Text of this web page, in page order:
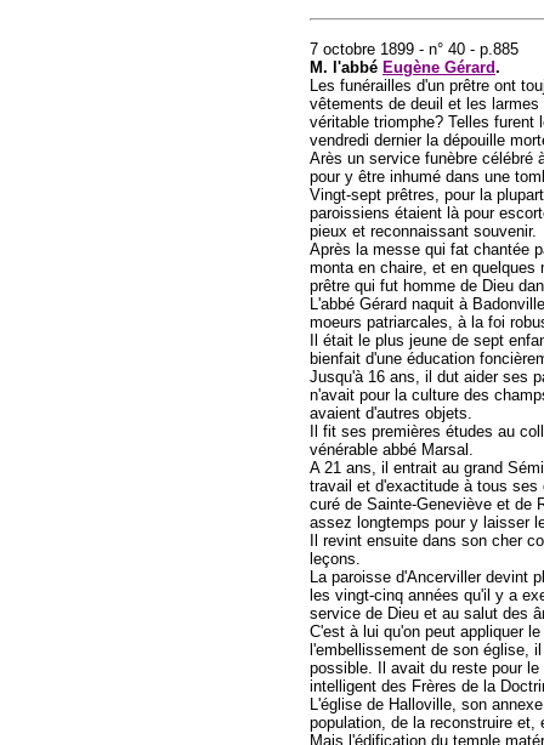
7 octobre 1899 - n° 40 - p.885
M. l'abbé Eugène Gérard.
Les funérailles d'un prêtre ont
vêtements de deuil et les
véritable triomphe? Telles
vendredi dernier la dépouille
Arès un service funèbre célébré
pour y être inhumé dans une
Vingt-sept prêtres, pour la
paroissiens étaient là pour
pieux et reconnaissant souvenir.
Après la messe qui fat chantée
monta en chaire, et en
prêtre qui fut homme de Dieu
L'abbé Gérard naquit à
moeurs patriarcales, à la foi
Il était le plus jeune de sept
bienfait d'une éducation
Jusqu'à 16 ans, il dut aider ses
n'avait pour la culture des
avaient d'autres objets.
Il fit ses premières études au
vénérable abbé Marsal.
A 21 ans, il entrait au grand
travail et d'exactitude à tous
curé de Sainte-Geneviève et de
assez longtemps pour y laisser
Il revint ensuite dans son cher
leçons.
La paroisse d'Ancerviller devint
les vingt-cinq années qu'il y a
service de Dieu et au salut des
C'est à lui qu'on peut appliquer
l'embellissement de son église,
possible. Il avait du reste pour
intelligent des Frères de la
L'église de Halloville, son
population, de la reconstruire
Mais l'édification du temple